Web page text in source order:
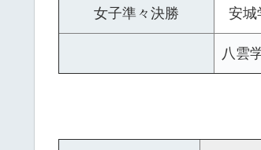
女子準々決勝 安城
八雲